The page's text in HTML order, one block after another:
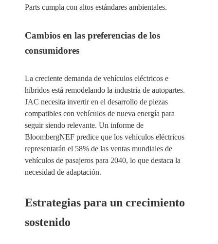
Parts cumpla con altos estándares ambientales.
Cambios en las preferencias de los
consumidores
La creciente demanda de vehículos eléctricos e
híbridos está remodelando la industria de autopartes.
JAC necesita invertir en el desarrollo de piezas
compatibles con vehículos de nueva energía para
seguir siendo relevante. Un informe de
BloombergNEF predice que los vehículos eléctricos
representarán el 58% de las ventas mundiales de
vehículos de pasajeros para 2040, lo que destaca la
necesidad de adaptación.
Estrategias para un crecimiento
sostenido